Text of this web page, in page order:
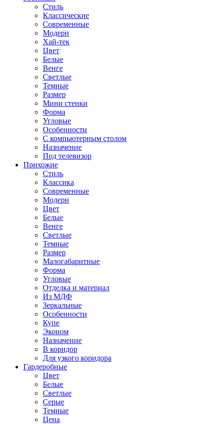
Стиль
Классические
Современные
Модерн
Хай-тек
Цвет
Белые
Венге
Светлые
Темные
Размер
Мини стенки
Форма
Угловые
Особенности
С компьютерным столом
Назначение
Под телевизор
Прихожие
Стиль
Классика
Современные
Модерн
Цвет
Белые
Венге
Светлые
Темные
Размер
Малогабаритные
Форма
Угловые
Отделка и материал
Из МДФ
Зеркальные
Особенности
Купе
Эконом
Назначение
В коридор
Для узкого коридора
Гардеробные
Цвет
Белые
Светлые
Серые
Темные
Цена